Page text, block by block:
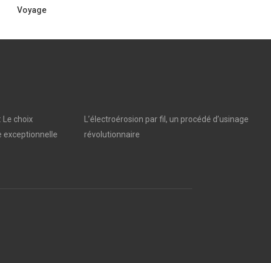
Voyage
Le choix
exceptionnelle
L’électroérosion par fil, un procédé d’usinage
révolutionnaire